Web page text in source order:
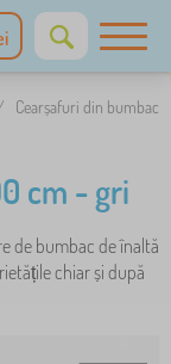
Cearșafuri din bumbac
cm - gri
de bumbac de înaltă
chiar și după